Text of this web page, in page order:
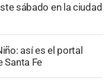
sábado en la ciudad
así es el portal
Santa Fe